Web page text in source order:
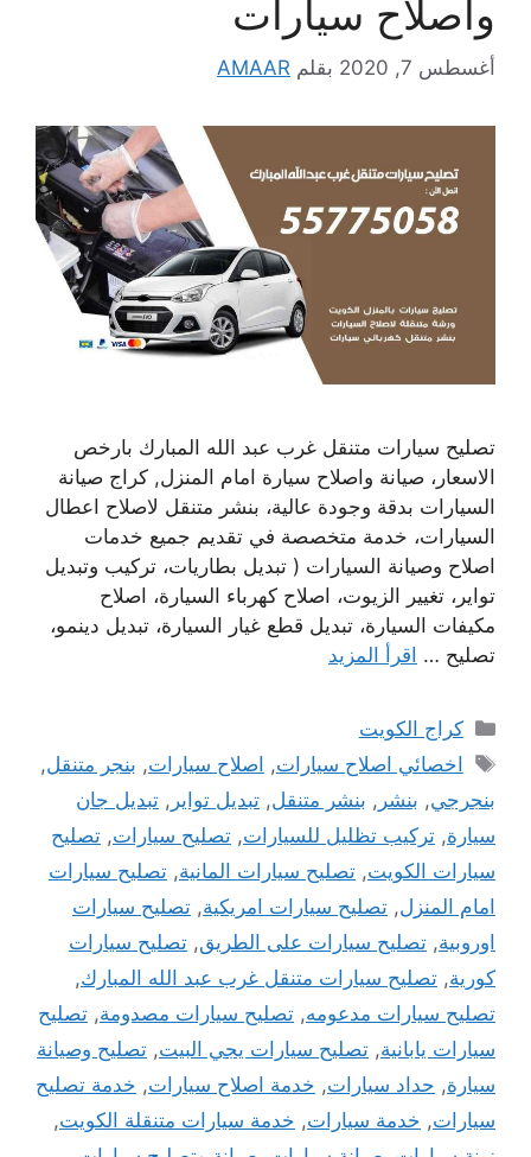
واصلاح سيارات
أغسطس 7, 2020 بقلم AMAAR
تصليح سيارات متنقل غرب عبد الله المبارك بارخص
الاسعار، صيانة واصلاح سيارة امام المنزل, كراج صيانة
السيارات بدقة وجودة عالية، بنشر متنقل لاصلاح اعطال
السيارات، خدمة متخصصة في تقديم جميع خدمات
اصلاح وصيانة السيارات ( تبديل بطاريات، تركيب وتبديل
تواير، تغيير الزيوت، اصلاح كهرباء السيارة، اصلاح
مكيفات السيارة، تبديل قطع غيار السيارة، تبديل دينمو،
تصليح … اقرأ المزيد
التصنيفات
كراج الكويت
الوسوم
اخصائي اصلاح سيارات, اصلاح سيارات, بنجر متنقل,
بنجرجي, بنشر , بنشر متنقل, تبديل تواير , تبديل جان
سيارة, تركيب تظليل للسيارات, تصليح سيارات, تصليح
سيارات الكويت, تصليح سيارات المانية, تصليح سيارات
امام المنزل, تصليح سيارات امريكية, تصليح سيارات
اوروبية, تصليح سيارات على الطريق, تصليح سيارات
كورية, تصليح سيارات متنقل غرب عبد الله المبارك,
تصليح سيارات مدعومه, تصليح سيارات مصدومة, تصليح
سيارات يابانية, تصليح سيارات يجي البيت, تصليح وصيانة
سيارة, حداد سيارات, خدمة اصلاح سيارات, خدمة تصليح
سيارات, خدمة سيارات, خدمة سيارات متنقلة الكويت,